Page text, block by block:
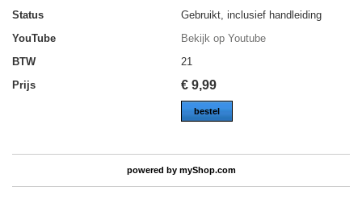
Status
Gebruikt, inclusief handleiding
YouTube
Bekijk op Youtube
BTW
21
Prijs
€ 9,99
bestel
powered by myShop.com